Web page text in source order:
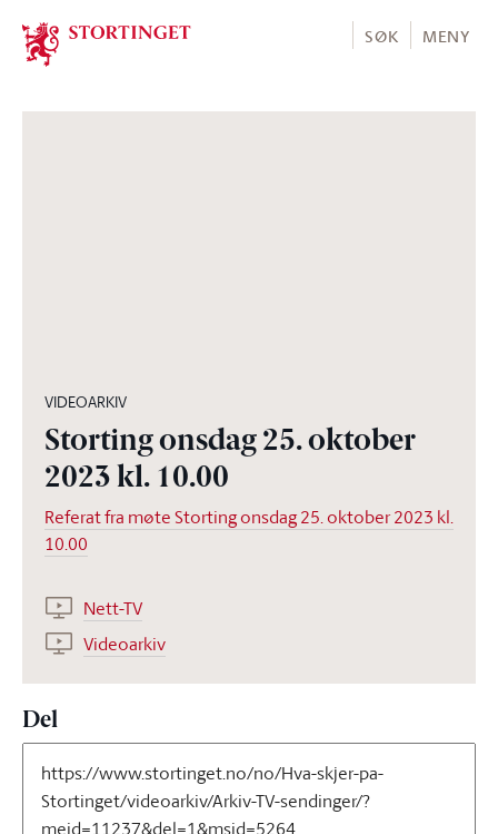
Stortinget.no
SØK MENY
VIDEOARKIV
Storting onsdag 25. oktober
2023 kl. 10.00
Referat fra møte Storting onsdag 25. oktober 2023 kl.
10.00
Nett-TV
Videoarkiv
Del